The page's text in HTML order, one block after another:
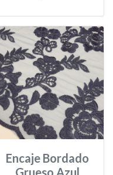
Encaje Bordado
Grueso Azul